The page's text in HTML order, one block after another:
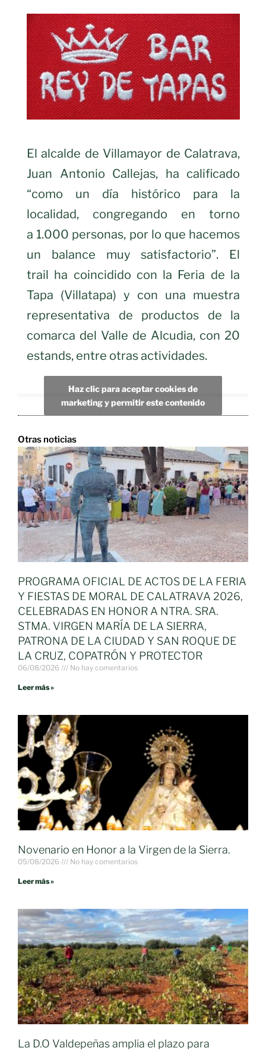
El alcalde de Villamayor de Calatrava,
Juan Antonio Callejas, ha calificado
“como un día histórico para la
localidad, congregando en torno
a 1.000 personas, por lo que hacemos
un balance muy satisfactorio”. El
trail ha coincidido con la Feria de la
Tapa (Villatapa) y con una muestra
representativa de productos de la
comarca del Valle de Alcudia, con 20
estands, entre otras actividades.
Haz clic para aceptar cookies de
marketing y permitir este contenido
Otras noticias
PROGRAMA OFICIAL DE ACTOS DE LA FERIA
Y FIESTAS DE MORAL DE CALATRAVA 2026,
CELEBRADAS EN HONOR A NTRA. SRA.
STMA. VIRGEN MARÍA DE LA SIERRA,
PATRONA DE LA CIUDAD Y SAN ROQUE DE
LA CRUZ, COPATRÓN Y PROTECTOR
06/08/2026 No hay comentarios
Leer más »
Novenario en Honor a la Virgen de la Sierra.
05/08/2026 No hay comentarios
Leer más »
La D.O Valdepeñas amplia el plazo para